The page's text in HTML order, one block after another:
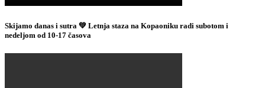
Skijamo danas i sutra 💚 Letnja staza na Kopaoniku radi subotom i
nedeljom od 10-17 časova